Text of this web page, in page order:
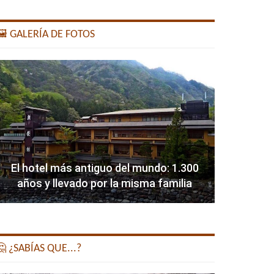
GALERÍA DE FOTOS
El hotel más antiguo del mundo: 1.300
años y llevado por la misma familia
¿SABÍAS QUE...?